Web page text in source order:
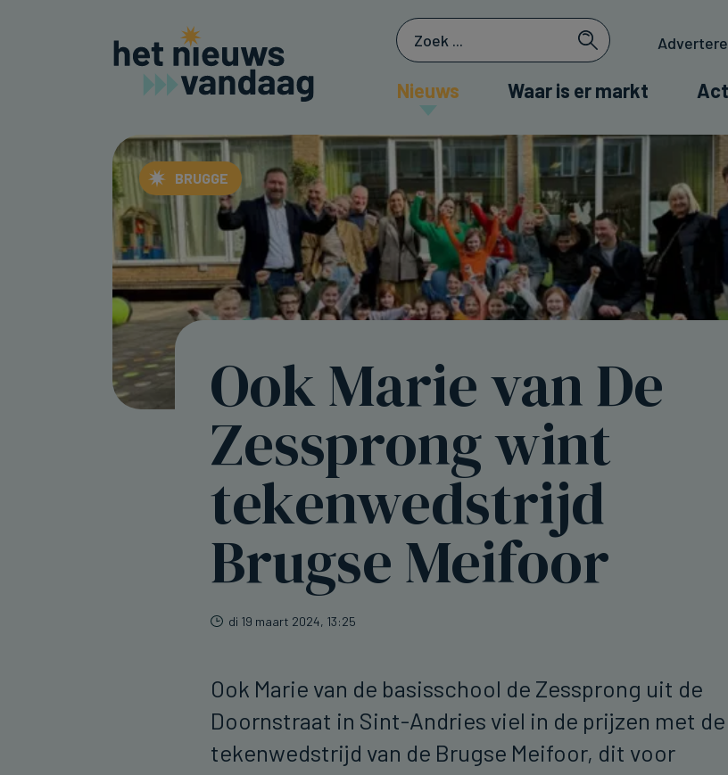
Nieuws Waar is er markt
BRUGGE
Ook Marie van De
Zessprong wint
tekenwedstrijd
Brugse Meifoor
di 19 maart 2024, 13:25
Ook Marie van de basisschool de Zessprong uit de
Doornstraat in Sint-Andries viel in de prijzen met de
tekenwedstrijd van de Brugse Meifoor, dit voor